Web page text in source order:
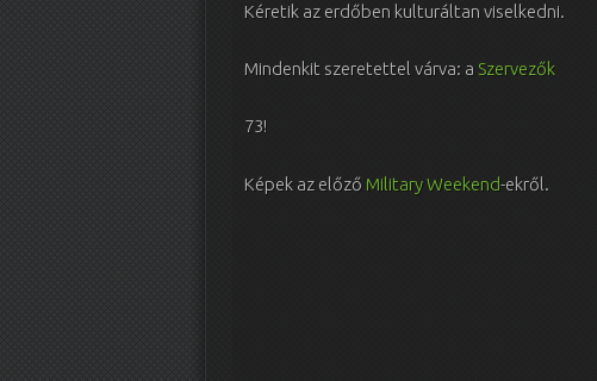
Kéretik az erdőben kulturáltan viselkedni.
Mindenkit szeretettel várva: a Szervezők
73!
Képek az előző Military Weekend-ekről.